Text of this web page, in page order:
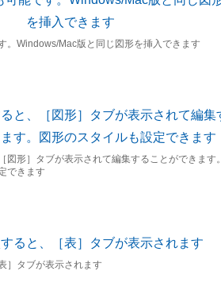
。Windows/Mac版と同じ図形を挿入できます
図形］タブが表示されて編集することができます。
できます
］タブが表示されます